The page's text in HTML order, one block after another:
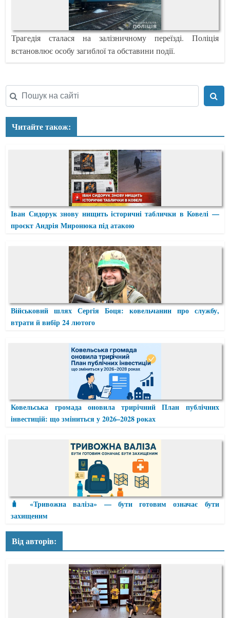
Трагедія сталася на залізничному переїзді. Поліція
встановлює особу загиблої та обставини події.
Читайте також:
Іван Сидорук знову нищить історичні таблички в Ковелі —
проєкт Андрія Миронюка під атакою
Військовий шлях Сергія Боця: ковельчанин про службу,
втрати й вибір 24 лютого
Ковельська громада оновила трирічний План публічних
інвестицій: що зміниться у 2026–2028 роках
🧳 «Тривожна валіза» — бути готовим означає бути
захищеним
Від авторів: